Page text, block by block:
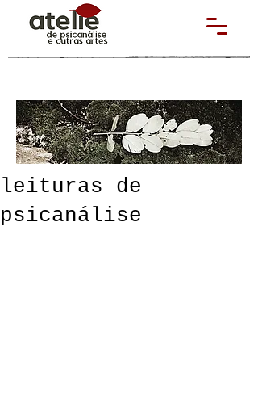
leituras de
psicanálise